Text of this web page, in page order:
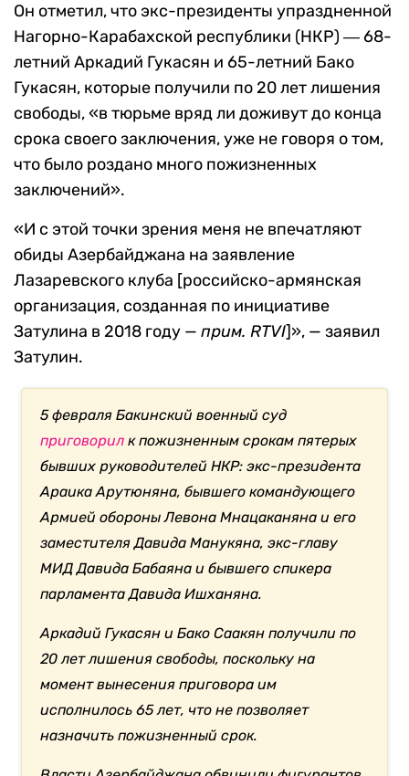
Он отметил, что экс-президенты упраздненной
Нагорно-Карабахской республики (НКР) ― 68-
летний Аркадий Гукасян и 65-летний Бако
Гукасян, которые получили по 20 лет лишения
свободы, «в тюрьме вряд ли доживут до конца
срока своего заключения, уже не говоря о том,
что было роздано много пожизненных
заключений».
«И с этой точки зрения меня не впечатляют
обиды Азербайджана на заявление
Лазаревского клуба [российско-армянская
организация, созданная по инициативе
Затулина в 2018 году — прим. RTVI]», — заявил
Затулин.
5 февраля Бакинский военный суд
приговорил к пожизненным срокам пятерых
бывших руководителей НКР: экс-президента
Араика Арутюняна, бывшего командующего
Армией обороны Левона Мнацаканяна и его
заместителя Давида Манукяна, экс-главу
МИД Давида Бабаяна и бывшего спикера
парламента Давида Ишханяна.
Аркадий Гукасян и Бако Саакян получили по
20 лет лишения свободы, поскольку на
момент вынесения приговора им
исполнилось 65 лет, что не позволяет
назначить пожизненный срок.